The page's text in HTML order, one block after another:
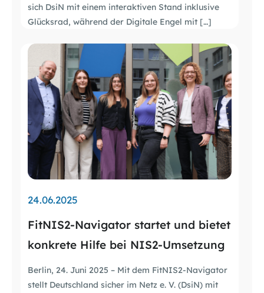
sich DsiN mit einem interaktiven Stand inklusive
Glücksrad, während der Digitale Engel mit […]
24.06.2025
FitNIS2-Navigator startet und bietet
konkrete Hilfe bei NIS2-Umsetzung
Berlin, 24. Juni 2025 – Mit dem FitNIS2-Navigator
stellt Deutschland sicher im Netz e. V. (DsiN) mit